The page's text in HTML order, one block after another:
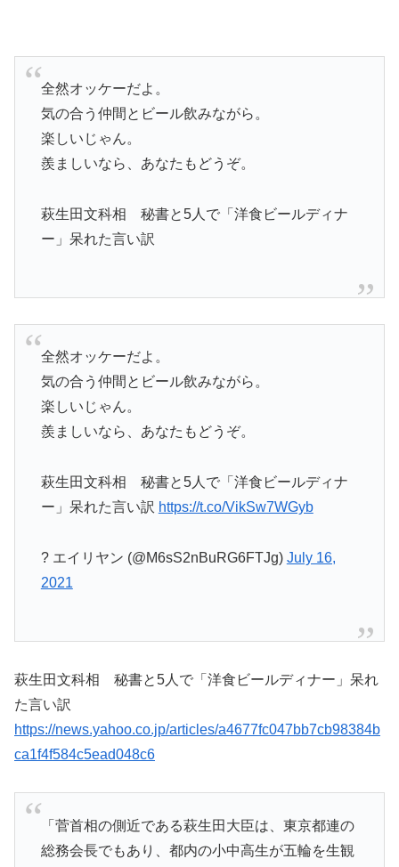
全然オッケーだよ。
気の合う仲間とビール飲みながら。
楽しいじゃん。
羨ましいなら、あなたもどうぞ。
萩生田文科相 秘書と5人で「洋食ビールディナ
ー」呆れた言い訳
全然オッケーだよ。
気の合う仲間とビール飲みながら。
楽しいじゃん。
羨ましいなら、あなたもどうぞ。
萩生田文科相 秘書と5人で「洋食ビールディナ
ー」呆れた言い訳 https://t.co/VikSw7WGyb
? エイリヤン (@M6sS2nBuRG6FTJg) July 16,
2021
萩生田文科相 秘書と5人で「洋食ビールディナー」呆れ
た言い訳
https://news.yahoo.co.jp/articles/a4677fc047bb7cb98384b
ca1f4f584c5ead048c6
「菅首相の側近である萩生田大臣は、東京都連の
総務会長でもあり、都内の小中高生が五輪を生観